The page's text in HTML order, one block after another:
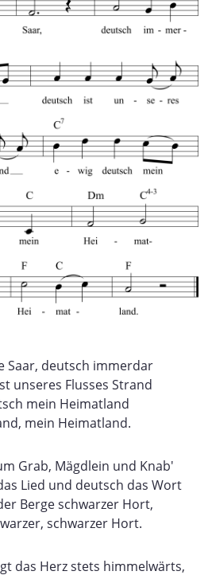
Saar, deutsch immerdar
unseres Flusses Strand
mein Heimatland
mein Heimatland.
Grab, Mägdlein und Knab'
Lied und deutsch das Wort
Berge schwarzer Hort,
schwarzer Hort.
das Herz stets himmelwärts,